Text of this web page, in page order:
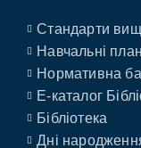
Стандарти
Навчальні
Нормативна
E-каталог
Бібліотека
Дні